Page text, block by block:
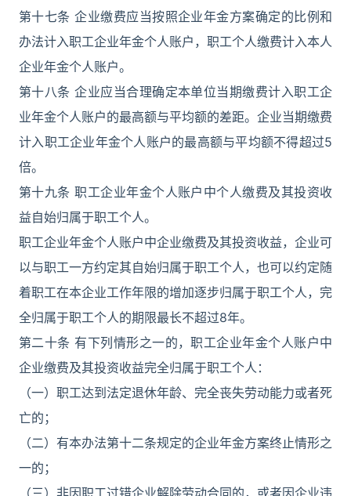
第十七条 企业缴费应当按照企业年金方案确定的比例和
办法计入职工企业年金个人账户，职工个人缴费计入本人
企业年金个人账户。
第十八条 企业应当合理确定本单位当期缴费计入职工企
业年金个人账户的最高额与平均额的差距。企业当期缴费
计入职工企业年金个人账户的最高额与平均额不得超过5
倍。
第十九条 职工企业年金个人账户中个人缴费及其投资收
益自始归属于职工个人。
职工企业年金个人账户中企业缴费及其投资收益，企业可
以与职工一方约定其自始归属于职工个人，也可以约定随
着职工在本企业工作年限的增加逐步归属于职工个人，完
全归属于职工个人的期限最长不超过8年。
第二十条 有下列情形之一的，职工企业年金个人账户中
企业缴费及其投资收益完全归属于职工个人：
（一）职工达到法定退休年龄、完全丧失劳动能力或者死
亡的；
（二）有本办法第十二条规定的企业年金方案终止情形之
一的；
（三）非因职工过错企业解除劳动合同的，或者因企业违